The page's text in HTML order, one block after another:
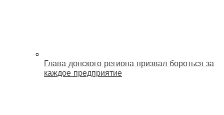
Глава донского региона призвал бороться за
каждое предприятие